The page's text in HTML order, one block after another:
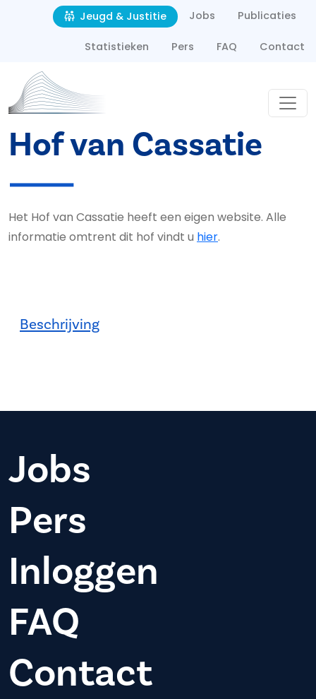
Overslaan en naar de inhoud gaan
Second navigation
Jeugd & Justitie Jobs Publicaties
Statistieken Pers FAQ Contact
Hof van Cassatie
Het Hof van Cassatie heeft een eigen website. Alle
informatie omtrent dit hof vindt u hier.
Beschrijving
Jobs
Pers
Inloggen
FAQ
Contact